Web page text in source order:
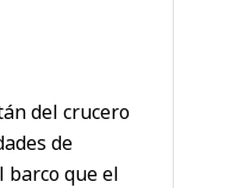
del crucero
de
barco que el